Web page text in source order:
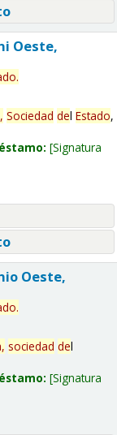
Oeste,
.
Sociedad del Estado,
Signatura
Oeste,
.
sociedad del
Signatura